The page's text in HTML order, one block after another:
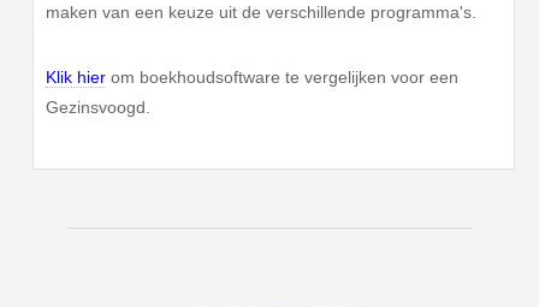
maken van een keuze uit de verschillende programma's.
Klik hier om boekhoudsoftware te vergelijken voor een
Gezinsvoogd.